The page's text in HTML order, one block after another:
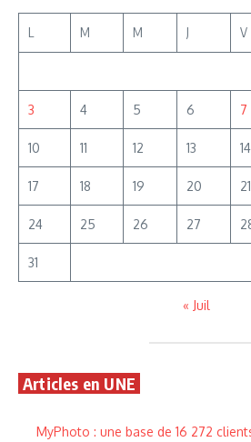
L M M J V
3 4 5 6 7
10 11 12 13 14
17 18 19 20 21
24 25 26 27
31
« Juil
Articles en UNE
MyPhoto : une base de 16 272